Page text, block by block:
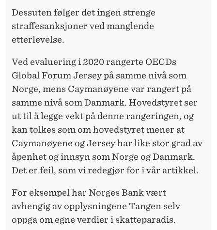
Dessuten følger det ingen strenge
straffesanksjoner ved manglende
etterlevelse.
Ved evaluering i 2020 rangerte OECDs
Global Forum Jersey på samme nivå som
Norge, mens Caymanøyene var rangert på
samme nivå som Danmark. Hovedstyret ser
ut til å legge vekt på denne rangeringen, og
kan tolkes som om hovedstyret mener at
Caymanøyene og Jersey har like stor grad av
åpenhet og innsyn som Norge og Danmark.
Det er feil, som vi redegjør for i vår artikkel.
For eksempel har Norges Bank vært
avhengig av opplysningene Tangen selv
oppga om egne verdier i skatteparadis.